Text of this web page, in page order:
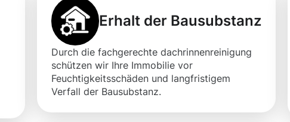
Erhalt der Bausubstanz
Durch die fachgerechte dachrinnenreinigung
schützen wir Ihre Immobilie vor
Feuchtigkeitsschäden und langfristigem
Verfall der Bausubstanz.